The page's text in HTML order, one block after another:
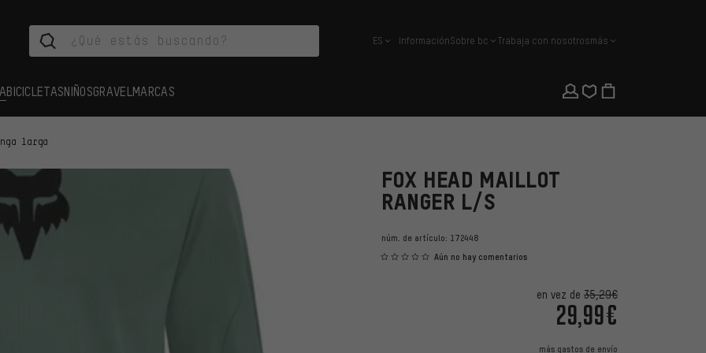
español
ES InformaciónSobre bc Trabaja con nosotrosmás
BICICLETASNIÑOSGRAVEL MARCAS
larga
FOX HEAD MAILLOT
RANGER L/S
núm. de artículo: 172448
Aún no hay comentarios
en vez de 35,29€
29,99€
más gastos de envío